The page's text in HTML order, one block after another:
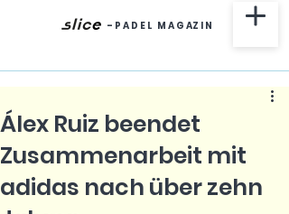
- P A D E L M A G AZ I N
Álex Ruiz beendet
Zusammenarbeit mit
adidas nach über zehn